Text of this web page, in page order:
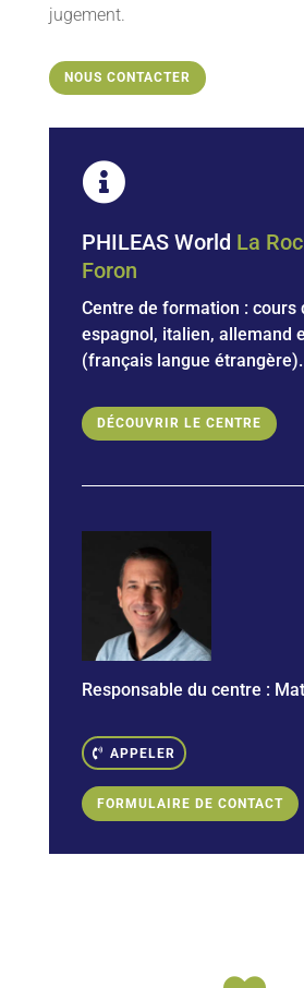
jugement.
NOUS CONTACTER

PHILEAS World La
Foron
Centre de formation : cours
espagnol, italien, allemand
(français langue étrangère).
DÉCOUVRIR LE CENTRE
Responsable du centre :
APPELER
FORMULAIRE DE CONTACT